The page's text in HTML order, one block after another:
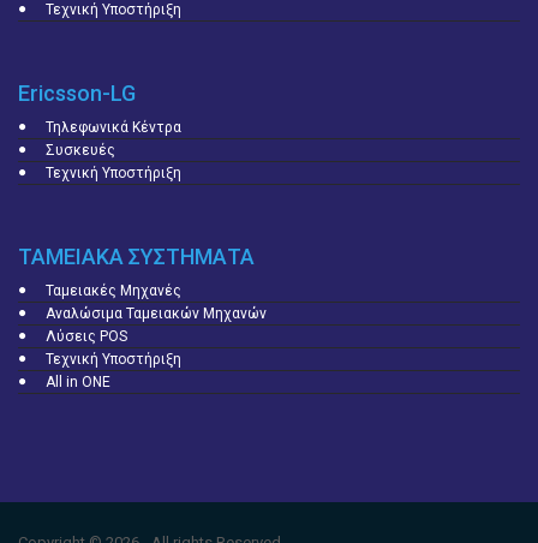
Τεχνική Υποστήριξη
Ericsson-LG
Τηλεφωνικά Κέντρα
Συσκευές
Τεχνική Υποστήριξη
ΤΑΜΕΙΑΚΑ ΣΥΣΤΗΜΑΤΑ
Ταμειακές Μηχανές
Αναλώσιμα Ταμειακών Μηχανών
Λύσεις POS
Τεχνική Υποστήριξη
All in ONE